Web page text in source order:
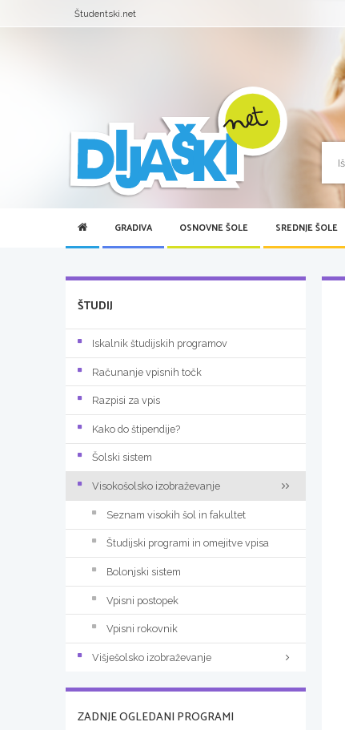
Študentski.net
GRADIVA OSNOVNE ŠOLE SREDNJE ŠOLE
ŠTUDIJ
Iskalnik študijskih programov
Računanje vpisnih točk
Razpisi za vpis
Kako do štipendije?
Šolski sistem
Visokošolsko izobraževanje
Seznam visokih šol in fakultet
Študijski programi in omejitve vpisa
Bolonjski sistem
Vpisni postopek
Vpisni rokovnik
Višješolsko izobraževanje
ZADNJE OGLEDANI PROGRAMI